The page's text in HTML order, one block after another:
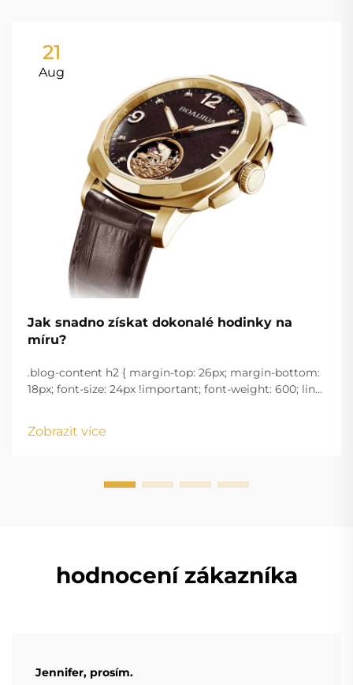
21
Aug
Jak snadno získat dokonalé hodinky na
míru?
.blog-content h2 { margin-top: 26px; margin-bottom:
18px; font-size: 24px !important; font-weight: 600; line-
w...
Zobrazit více
hodnocení zákazníka
Jennifer, prosím.